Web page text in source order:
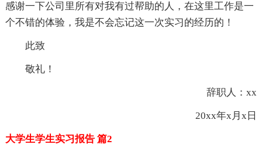
感谢一下公司里所有对我有过帮助的人，在这里工作是一
个不错的体验，我是不会忘记这一次实习的经历的！
此致
敬礼！
辞职人：xx
20xx年x月x日
大学生学生实习报告 篇2